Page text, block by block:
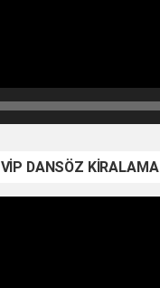
VİP DANSÖZ KİRALAMA